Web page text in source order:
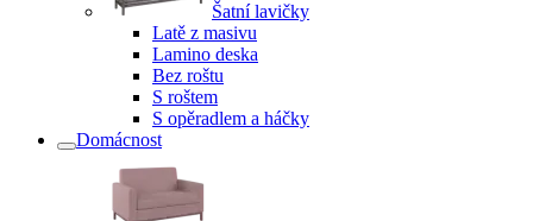
Šatní lavičky
Latě z masivu
Lamino deska
Bez roštu
S roštem
S opěradlem a háčky
Domácnost